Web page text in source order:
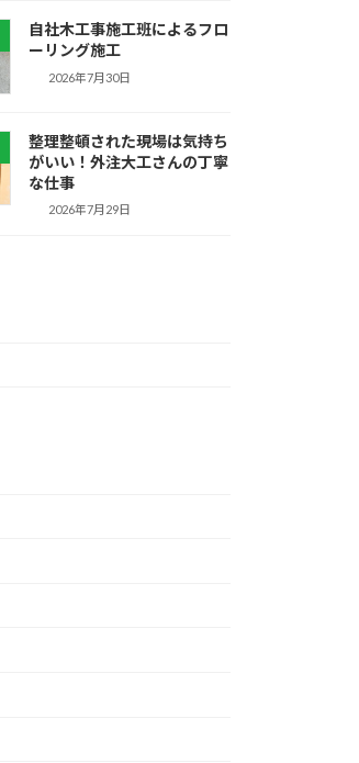
自社木工事施工班によるフロ
ーリング施工
2026年7月30日
整理整頓された現場は気持ち
がいい！外注大工さんの丁寧
な仕事
2026年7月29日